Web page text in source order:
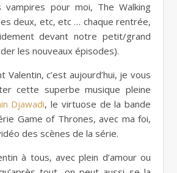
vampires pour moi, The Walking
deux, etc, etc … chaque rentrée,
devant notre petit/grand
les nouveaux épisodes).
Valentin, c’est aujourd’hui, je vous
cette superbe musique pleine
Djawadi, le virtuose de la bande
Game of Thrones, avec ma foi,
des scènes de la série.
à tous, avec plein d’amour ou